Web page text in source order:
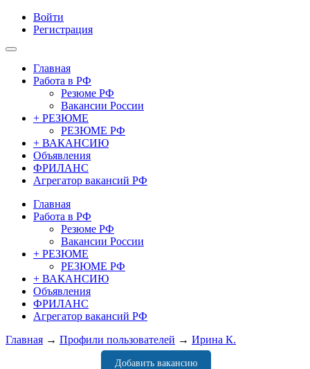
Войти
Регистрация
Главная
Работа в РФ
Резюме РФ
Вакансии России
+ РЕЗЮМЕ
РЕЗЮМЕ РФ
+ ВАКАНСИЮ
Объявления
ФРИЛАНС
Агрегатор вакансий РФ
Главная
Работа в РФ
Резюме РФ
Вакансии России
+ РЕЗЮМЕ
РЕЗЮМЕ РФ
+ ВАКАНСИЮ
Объявления
ФРИЛАНС
Агрегатор вакансий РФ
Главная → Профили пользователей → Ирина К.
Добавить вакансию